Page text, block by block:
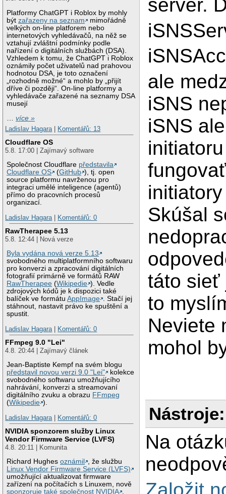
Platformy ChatGPT i Roblox by mohly
býtzařazeny na seznam
mimořádně
velkých on-line platforem nebo
internetových vyhledávačů, na něž se
vztahují zvláštní podmínky podle
nařízení o digitálních službách (DSA).
Vzhledem k tomu, že ChatGPT i Roblox
oznámily počet uživatelů nad prahovou
hodnotou DSA, je toto označení
„rozhodně možné“ a mohlo by „přijít
dříve či později“. On-line platformy a
vyhledávače zařazené na seznamy DSA
musejí
…více »
Ladislav Hagara| Komentářů: 13
Cloudflare OS
5.8. 17:00 | Zajímavý software
Společnost Cloudflare představila
Cloudflare OS
(GitHub ), tj. open
source platformu navrženou pro
integraci umělé inteligence (agentů)
přímo do pracovních procesů
organizací.
Ladislav Hagara| Komentářů: 0
RawTherapee 5.13
5.8. 12:44 | Nová verze
Byla vydána nová verze 5.13
svobodného multiplatformního softwaru
pro konverzi a zpracování digitálních
fotografií primárně ve formátů RAW
RawTherapee (Wikipedie ). Vedle
zdrojových kódů je k dispozici také
balíček ve formátuAppImage . Stačí jej
stáhnout, nastavit právo ke spuštění a
spustit.
Ladislav Hagara| Komentářů: 0
FFmpeg 9.0 "Lei"
4.8. 20:44 | Zajímavý článek
Jean-Baptiste Kempf na svém blogu
představil novou verzi 9.0 "Lei"
kolekce
svobodného softwaru umožňujícího
nahrávání, konverzi a streamovaní
digitálního zvuku a obrazu FFmpeg
(Wikipedie ).
Ladislav Hagara| Komentářů: 0
NVIDIA sponzorem služby Linux
Vendor Firmware Service (LVFS)
4.8. 20:11 | Komunita
Richard Hughesoznámil
, že službu
Linux Vendor Firmware Service (LVFS)
umožňující aktualizovat firmware
zařízení na počítačích s Linuxem, nově
sponzoruje také společnost NVIDIA .
server.
ale
iSNS
iSNS
Skúšal
táto sieť
to
Neviete
mohol
Nástroje:
Na
Založit